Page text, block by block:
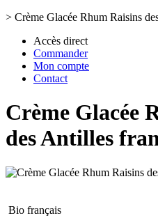
> Crème Glacée Rhum Raisins
Accès direct
Commander
Mon compte
Contact
Crème Glacée
des Antilles
Bio français